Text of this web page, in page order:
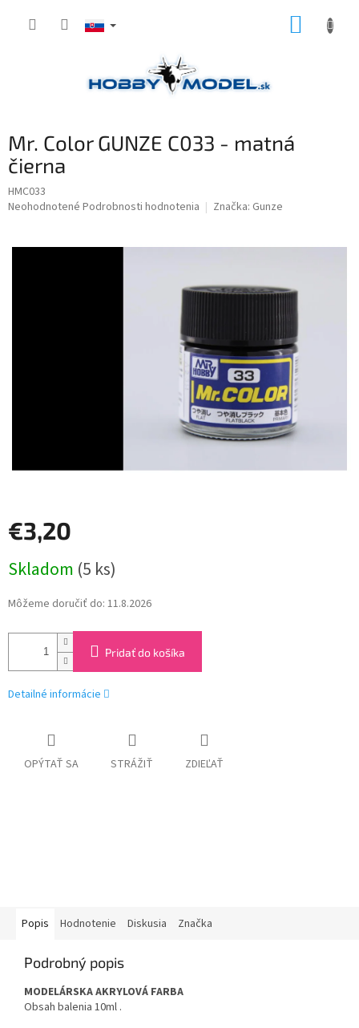
Mr. Color GUNZE C033 - matná
čierna
HMC033
Priemerné
je
Neohodnotené Podrobnosti hodnotenia Značka: Gunze
€3,20
cena:
Skladom (5 ks)
Môžeme doručiť do: 11.8.2026
Pridať do košíka
Detailné informácie
OPÝTAŤ SA STRÁŽIŤ ZDIEĽAŤ
Popis Hodnotenie Diskusia Značka
Podrobný popis
MODELÁRSKA AKRYLOVÁ FARBA
Obsah balenia 10ml .